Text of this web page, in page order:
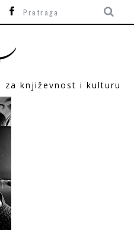
za književnost i kulturu